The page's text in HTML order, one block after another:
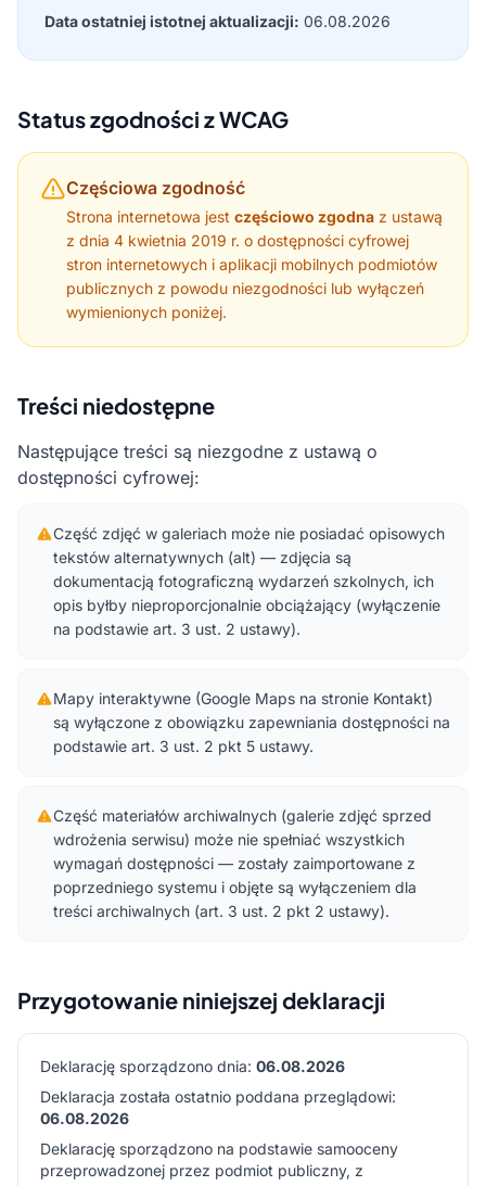
Data ostatniej istotnej aktualizacji: 06.08.2026
Status zgodności z WCAG
Częściowa zgodność
Strona internetowa jest częściowo zgodna z ustawą
z dnia 4 kwietnia 2019 r. o dostępności cyfrowej
stron internetowych i aplikacji mobilnych podmiotów
publicznych z powodu niezgodności lub wyłączeń
wymienionych poniżej.
Treści niedostępne
Następujące treści są niezgodne z ustawą o
dostępności cyfrowej:
Część zdjęć w galeriach może nie posiadać opisowych
tekstów alternatywnych (alt) — zdjęcia są
dokumentacją fotograficzną wydarzeń szkolnych, ich
opis byłby nieproporcjonalnie obciążający (wyłączenie
na podstawie art. 3 ust. 2 ustawy).
Mapy interaktywne (Google Maps na stronie Kontakt)
są wyłączone z obowiązku zapewniania dostępności na
podstawie art. 3 ust. 2 pkt 5 ustawy.
Część materiałów archiwalnych (galerie zdjęć sprzed
wdrożenia serwisu) może nie spełniać wszystkich
wymagań dostępności — zostały zaimportowane z
poprzedniego systemu i objęte są wyłączeniem dla
treści archiwalnych (art. 3 ust. 2 pkt 2 ustawy).
Przygotowanie niniejszej deklaracji
Deklarację sporządzono dnia: 06.08.2026
Deklaracja została ostatnio poddana przeglądowi:
06.08.2026
Deklarację sporządzono na podstawie samooceny
przeprowadzonej przez podmiot publiczny, z